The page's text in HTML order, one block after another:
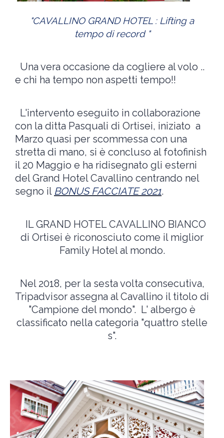
"CAVALLINO GRAND HOTEL : Lifting a
tempo di record "
Una vera occasione da cogliere al volo ..
e chi ha tempo non aspetti tempo!!
L'intervento eseguito in collaborazione
con la ditta Pasquali di Ortisei, iniziato a
Marzo quasi per scommessa con una
stretta di mano, si è concluso al fotofinish
il 20 Maggio e ha ridisegnato gli esterni
del Grand Hotel Cavallino centrando nel
segno il BONUS FACCIATE 2021.
IL GRAND HOTEL CAVALLINO BIANCO
di Ortisei è riconosciuto come il miglior
Family Hotel al mondo.
Nel 2018, per la sesta volta consecutiva,
Tripadvisor assegna al Cavallino il titolo di
"Campione del mondo". L' albergo è
classificato nella categoria "quattro stelle
s".